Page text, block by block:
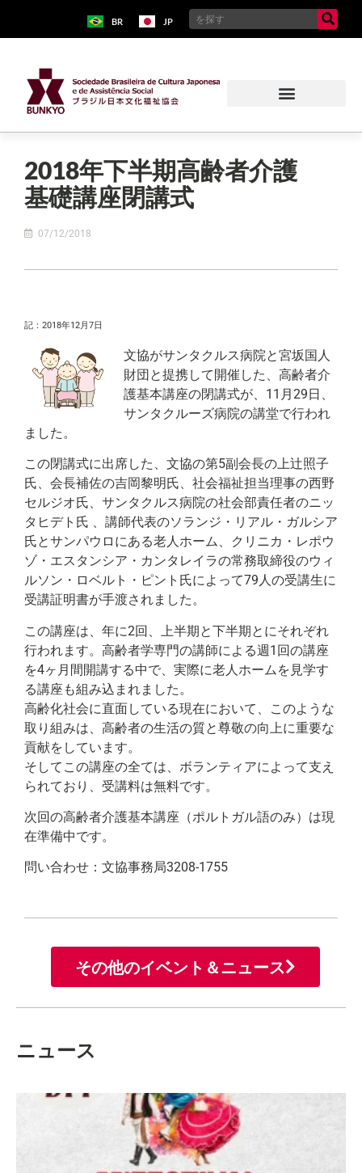
BR JP
2018年下半期高齢者介護
基礎講座閉講式
07/12/2018
記：2018年12月7日
文協がサンタクルス病院と宮坂国人
財団と提携して開催した、高齢者介
護基本講座の閉講式が、11月29日、
サンタクルーズ病院の講堂で行われ
ました。
この閉講式に出席した、文協の第5副会長の上辻照子
氏、会長補佐の吉岡黎明氏、社会福祉担当理事の西野
セルジオ氏、サンタクルス病院の社会部責任者のニッ
タヒデト氏 、講師代表のソランジ・リアル・ガルシア
氏とサンパウロにある老人ホーム、クリニカ・レポウ
ゾ・エスタンシア・カンタレイラの常務取締役のウィ
ルソン・ロベルト・ピント氏によって79人の受講生に
受講証明書が手渡されました。
この講座は、年に2回、上半期と下半期とにそれぞれ
行われます。高齢者学専門の講師による週1回の講座
を4ヶ月間開講する中で、実際に老人ホームを見学す
る講座も組み込まれました。
高齢化社会に直面している現在において、このような
取り組みは、高齢者の生活の質と尊敬の向上に重要な
貢献をしています。
そしてこの講座の全ては、ボランティアによって支え
られており、受講料は無料です。
次回の高齢者介護基本講座（ポルトガル語のみ）は現
在準備中です。
問い合わせ：文協事務局3208-1755
その他のイベント＆ニュース
ニュース